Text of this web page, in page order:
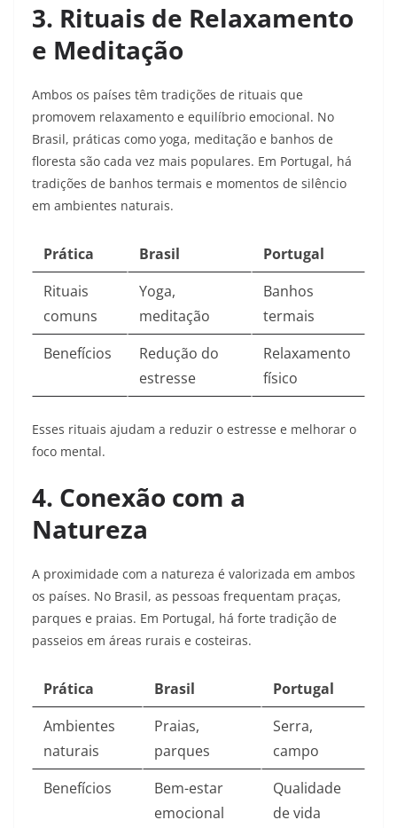
3. Rituais de Relaxamento
e Meditação
Ambos os países têm tradições de rituais que
promovem relaxamento e equilíbrio emocional. No
Brasil, práticas como yoga, meditação e banhos de
floresta são cada vez mais populares. Em Portugal, há
tradições de banhos termais e momentos de silêncio
em ambientes naturais.
Prática Brasil
Portugal
Rituais
comuns
Yoga,
meditação
Banhos
termais
Benefícios
Redução do
estresse
Relaxamento
físico
Esses rituais ajudam a reduzir o estresse e melhorar o
foco mental.​
4. Conexão com a
Natureza
A proximidade com a natureza é valorizada em ambos
os países. No Brasil, as pessoas frequentam praças,
parques e praias. Em Portugal, há forte tradição de
passeios em áreas rurais e costeiras.
Prática Brasil
Portugal
Ambientes
naturais
Praias,
parques
Serra,
campo
Benefícios
Bem-estar
emocional
Qualidade
de vida